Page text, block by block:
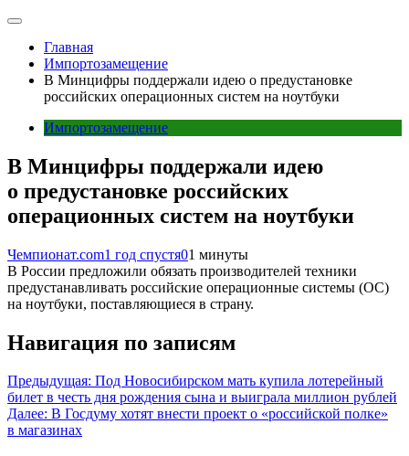
Главная
Импортозамещение
В Минцифры поддержали идею о предустановке
российских операционных систем на ноутбуки
Импортозамещение
В Минцифры поддержали идею
о предустановке российских
операционных систем на ноутбуки
Чемпионат.com1 год спустя01 минуты
В России предложили обязать производителей техники
предустанавливать российские операционные системы (ОС)
на ноутбуки, поставляющиеся в страну.
Навигация по записям
Предыдущая: Под Новосибирском мать купила лотерейный
билет в честь дня рождения сына и выиграла миллион рублей
Далее: В Госдуму хотят внести проект о «российской полке»
в магазинах